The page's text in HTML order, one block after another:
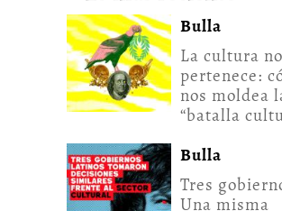
Bulla
La cultura
pertenece:
nos moldea
“batalla
Bulla
Tres
Una misma